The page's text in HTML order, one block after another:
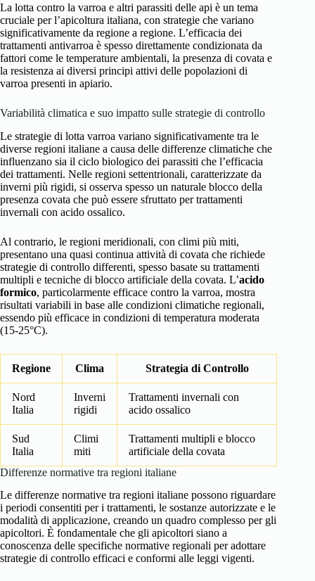
La lotta contro la varroa e altri parassiti delle api è un tema
cruciale per l’apicoltura italiana, con strategie che variano
significativamente da regione a regione. L’efficacia dei
trattamenti antivarroa è spesso direttamente condizionata da
fattori come le temperature ambientali, la presenza di covata e
la resistenza ai diversi principi attivi delle popolazioni di
varroa presenti in apiario.
Variabilità climatica e suo impatto sulle strategie di controllo
Le strategie di lotta varroa variano significativamente tra le
diverse regioni italiane a causa delle differenze climatiche che
influenzano sia il ciclo biologico dei parassiti che l’efficacia
dei trattamenti. Nelle regioni settentrionali, caratterizzate da
inverni più rigidi, si osserva spesso un naturale blocco della
presenza covata che può essere sfruttato per trattamenti
invernali con acido ossalico.
Al contrario, le regioni meridionali, con climi più miti,
presentano una quasi continua attività di covata che richiede
strategie di controllo differenti, spesso basate su trattamenti
multipli e tecniche di blocco artificiale della covata. L’acido
formico, particolarmente efficace contro la varroa, mostra
risultati variabili in base alle condizioni climatiche regionali,
essendo più efficace in condizioni di temperatura moderata
(15-25°C).
Regione Clima Strategia di Controllo
Nord
Italia
Inverni
rigidi
Trattamenti invernali con
acido ossalico
Sud
Italia
Climi
miti
Trattamenti multipli e blocco
artificiale della covata
Differenze normative tra regioni italiane
Le differenze normative tra regioni italiane possono riguardare
i periodi consentiti per i trattamenti, le sostanze autorizzate e le
modalità di applicazione, creando un quadro complesso per gli
apicoltori. È fondamentale che gli apicoltori siano a
conoscenza delle specifiche normative regionali per adottare
strategie di controllo efficaci e conformi alle leggi vigenti.